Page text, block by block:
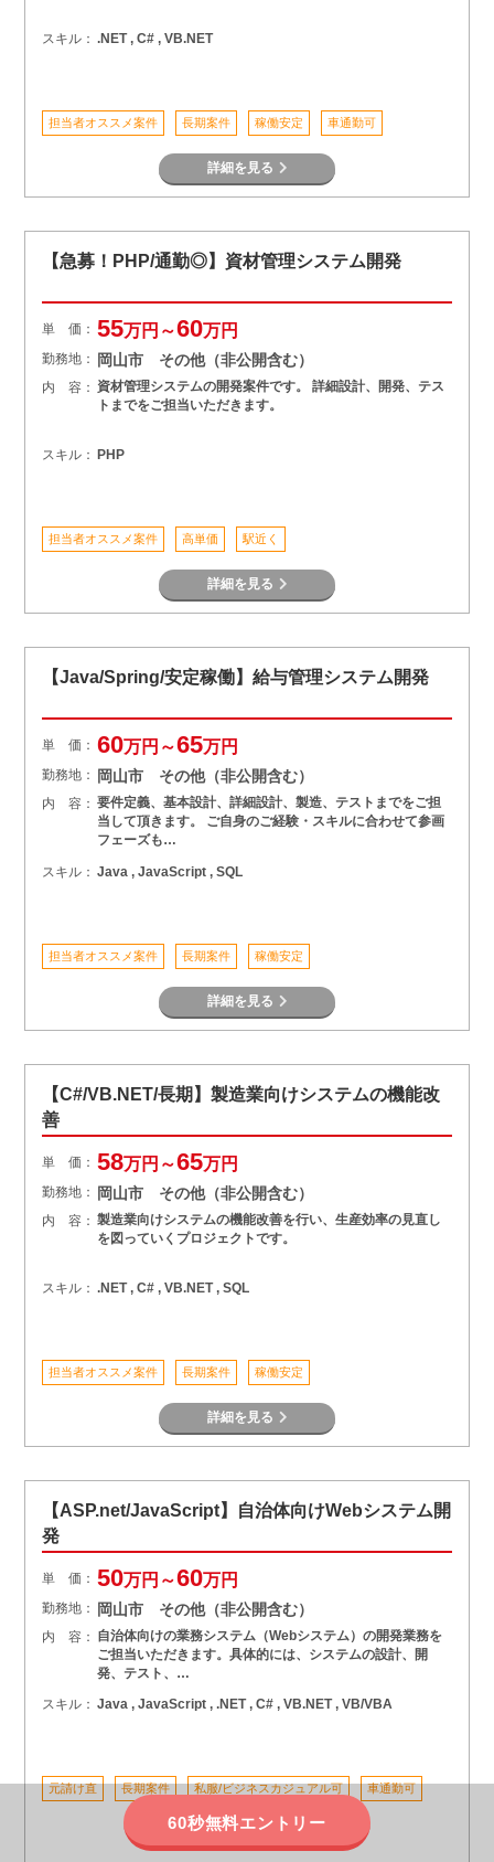
スキル： .NET , C# , VB.NET
担当者オススメ案件 長期案件 稼働安定 車通勤可
詳細を見る
【急募！PHP/通勤◎】資材管理システム開発
単 価： 55万円～60万円
勤務地： 岡山市 その他（非公開含む）
内 容： 資材管理システムの開発案件です。 詳細設計、開発、テス
トまでをご担当いただきます。
スキル： PHP
担当者オススメ案件 高単価 駅近く
詳細を見る
【Java/Spring/安定稼働】給与管理システム開発
単 価： 60万円～65万円
勤務地： 岡山市 その他（非公開含む）
内 容： 要件定義、基本設計、詳細設計、製造、テストまでをご担
当して頂きます。 ご自身のご経験・スキルに合わせて参画
フェーズも…
スキル： Java , JavaScript , SQL
担当者オススメ案件 長期案件 稼働安定
詳細を見る
【C#/VB.NET/長期】製造業向けシステムの機能改
善
単 価： 58万円～65万円
勤務地： 岡山市 その他（非公開含む）
内 容： 製造業向けシステムの機能改善を行い、生産効率の見直し
を図っていくプロジェクトです。
スキル： .NET , C# , VB.NET , SQL
担当者オススメ案件 長期案件 稼働安定
詳細を見る
【ASP.net/JavaScript】自治体向けWebシステム開
発
単 価： 50万円～60万円
勤務地： 岡山市 その他（非公開含む）
内 容： 自治体向けの業務システム（Webシステム）の開発業務を
ご担当いただきます。具体的には、システムの設計、開
発、テスト、…
スキル： Java , JavaScript , .NET , C# , VB.NET , VB/VBA
元請け直 長期案件 私服/ビジネスカジュアル可 車通勤可
詳細を見る
60秒無料エントリー